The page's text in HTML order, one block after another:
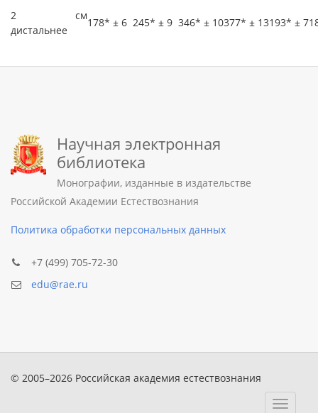
2 см
дистальнее
178* ± 6 245* ± 9 346* ± 10377* ± 13193* ± 7
Научная электронная
библиотека
Монографии, изданные в издательстве
Российской Академии Естествознания
Политика обработки персональных данных
+7 (499) 705-72-30
edu@rae.ru
© 2005–2026 Российская академия естествознания
Toggle